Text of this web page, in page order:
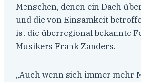
Menschen, denen ein Dach
und die von Einsamkeit
ist die überregional bekannte
Musikers Frank Zanders.
„Auch wenn sich immer mehr